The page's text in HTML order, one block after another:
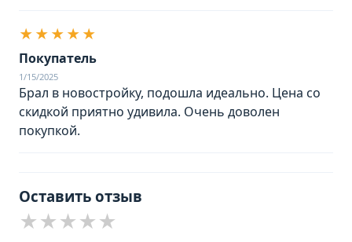
★★★★★
Покупатель
1/15/2025
Брал в новостройку, подошла идеально. Цена со
скидкой приятно удивила. Очень доволен
покупкой.
Оставить отзыв
★
★
★
★
★